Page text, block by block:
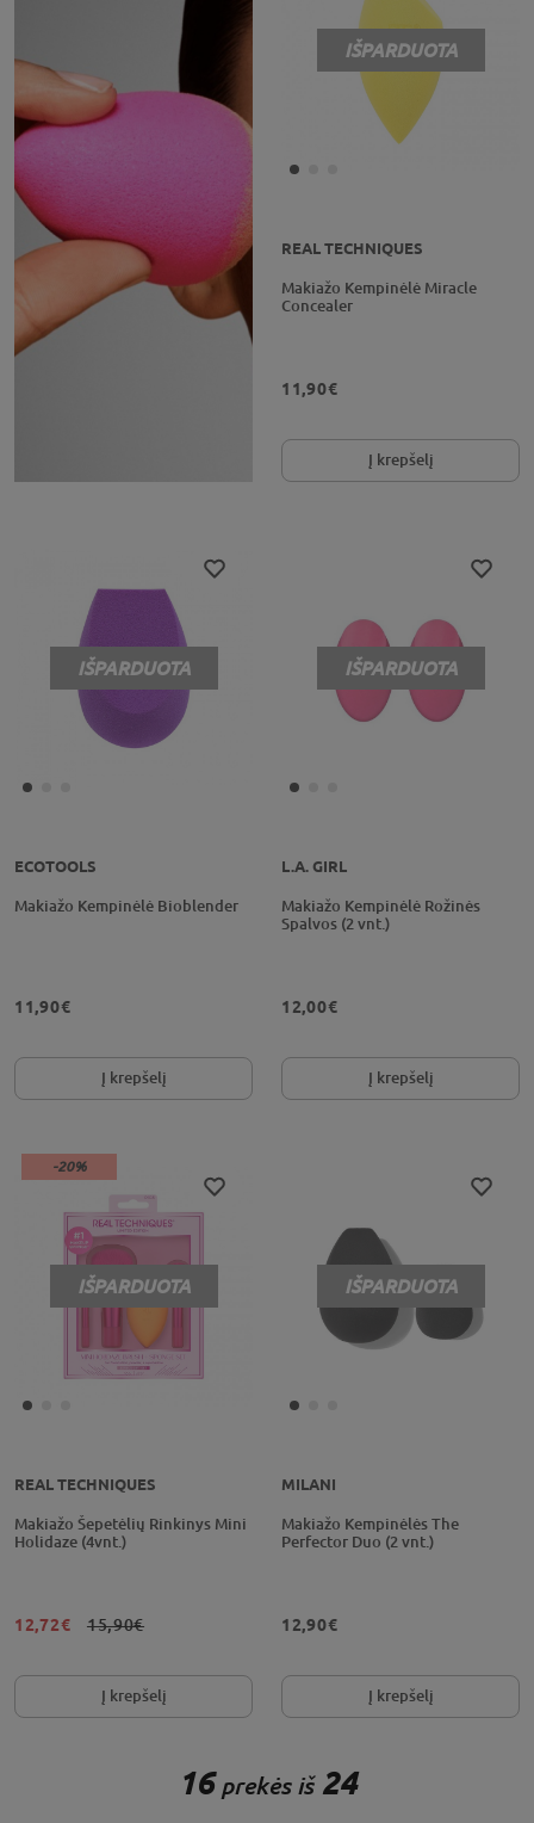
IŠPARDUOTA
REAL TECHNIQUES
Makiažo Kempinėlė Miracle
Concealer
11,90€
Į krepšelį
IŠPARDUOTA
ECOTOOLS
Makiažo Kempinėlė Bioblender
11,90€
Į krepšelį
IŠPARDUOTA
L.A. GIRL
Makiažo Kempinėlė Rožinės
Spalvos (2 vnt.)
12,00€
Į krepšelį
IŠPARDUOTA
-20%
REAL TECHNIQUES
Makiažo Šepetėlių Rinkinys Mini
Holidaze (4vnt.)
12,72€ 15,90€
Į krepšelį
IŠPARDUOTA
MILANI
Makiažo Kempinėlės The
Perfector Duo (2 vnt.)
12,90€
Į krepšelį
16 prekės iš24